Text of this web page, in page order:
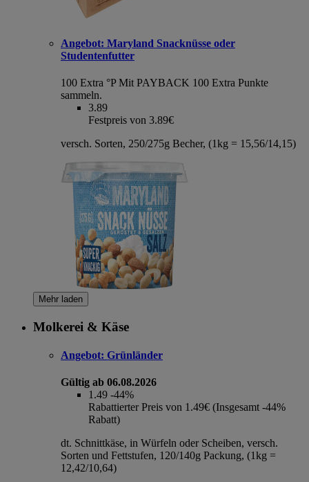
Angebot: Maryland Snacknüsse oder
Studentenfutter
100 Extra °P Mit PAYBACK 100 Extra Punkte
sammeln.
3.89
Festpreis von 3.89€
versch. Sorten, 250/275g Becher, (1kg = 15,56/14,15)
Mehr laden
Molkerei & Käse
Angebot: Grünländer
Gültig ab 06.08.2026
1.49 -44%
Rabattierter Preis von 1.49€ (Insgesamt -44%
Rabatt)
dt. Schnittkäse, in Würfeln oder Scheiben, versch.
Sorten und Fettstufen, 120/140g Packung, (1kg =
12,42/10,64)